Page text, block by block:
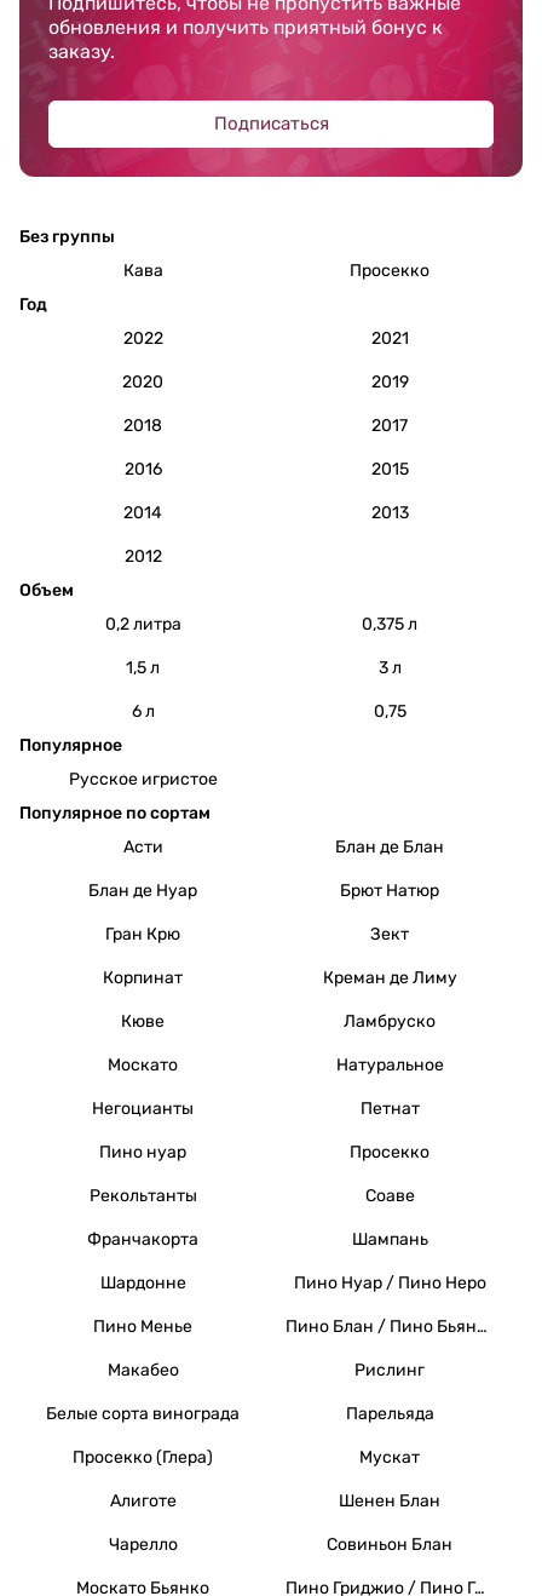
обновления и получить приятный бонус к
заказу.
Подписаться
Без группы
Кава
Просекко
Год
2022
2021
2020 2019
2018 2017
2016 2015
2014 2013
2012
Объем
0,2 литра
0,375 л
1,5 л 3 л
6 л
0,75
Популярное
Русское игристое
Популярное по сортам
Асти
Блан де Блан
Блан де Нуар Брют Натюр
Гран Крю Зект
Корпинат Креман де Лиму
Кюве Ламбруско
Москато Натуральное
Негоцианты Петнат
Пино нуар Просекко
Рекольтанты Соаве
Франчакорта Шампань
Шардонне Пино Нуар / Пино Неро
Пино Менье Пино Блан / Пино Бьянко / Вайссер Бургундер
Макабео Рислинг
Белые сорта винограда Парельяда
Просекко (Глера) Мускат
Алиготе Шенен Блан
Чарелло Совиньон Блан
Москато Бьянко Пино Гриджио / Пино Гри